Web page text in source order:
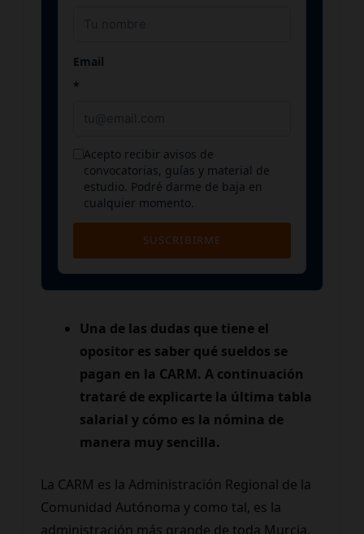
Email
*
Acepto recibir avisos de
convocatorias, guías y material de
estudio. Podré darme de baja en
cualquier momento.
SUSCRIBIRME
Una de las dudas que tiene el
opositor es saber qué sueldos se
pagan en la CARM. A continuación
trataré de explicarte la última tabla
salarial y cómo es la nómina de
manera muy sencilla.
La CARM es la Administración Regional de la
Comunidad Autónoma y como tal, es la
administración más grande de toda Murcia.